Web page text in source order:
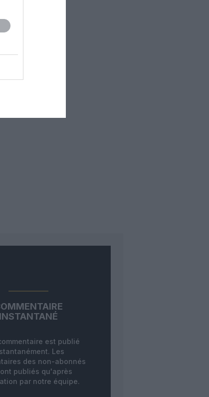
INSTANTANÉ
est publié
Les
des non-abonnés
publiés qu'après
par notre équipe.